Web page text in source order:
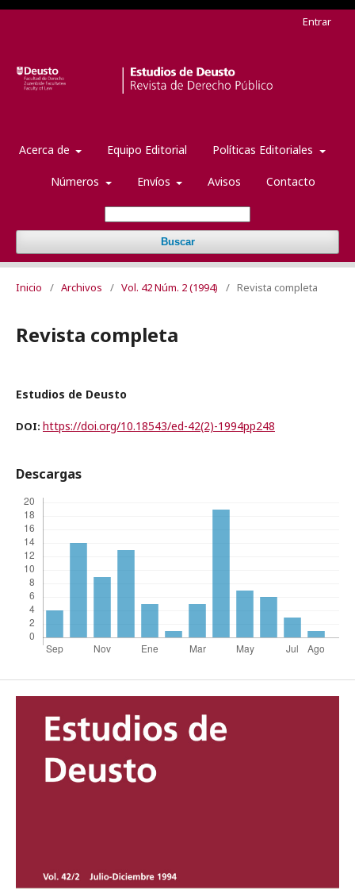
Acerca de Equipo Editorial Políticas Editoriales
Números Envíos Avisos Contacto
Buscar
Entrar
Inicio / Archivos / Vol. 42 Núm. 2 (1994) / Revista completa
Revista completa
Estudios de Deusto
DOI: https://doi.org/10.18543/ed-42(2)-1994pp248
Descargas